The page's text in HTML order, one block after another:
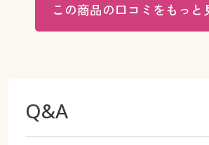
この商品の口コミをもっと
Q&A